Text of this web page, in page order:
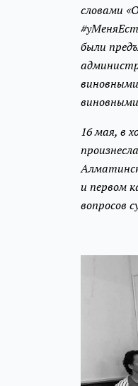
словами
были
16 мая, в
и первом
вопросов